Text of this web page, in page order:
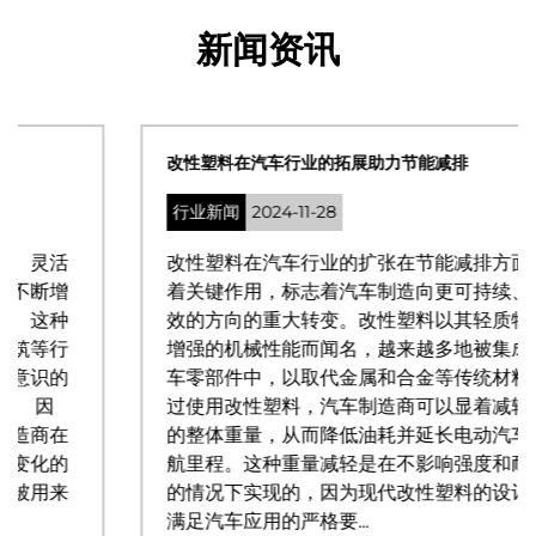
新闻资讯
改性塑料在汽车行业的拓展助力节能减排
2024-11-28
改性塑料在汽车行业的扩张在节能减排方面发挥
着关键作用，标志着汽车制造向更可持续、更高
效的方向的重大转变。改性塑料以其轻质特性和
增强的机械性能而闻名，越来越多地被集成到汽
车零部件中，以取代金属和合金等传统材料。 通
过使用改性塑料，汽车制造商可以显着减轻车辆
的整体重量，从而降低油耗并延长电动汽车的续
航里程。这种重量减轻是在不影响强度和耐用性
的情况下实现的，因为现代改性塑料的设计能够
满足汽车应用的严格要...